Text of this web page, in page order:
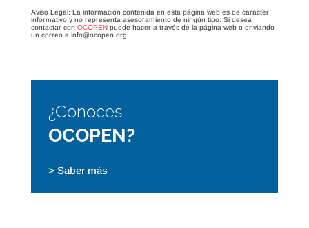
Aviso Legal: La información contenida en esta página web es de carácter
informativo y no representa asesoramiento de ningún tipo. Si desea
contactar con OCOPENpuede hacer a través de la página web o enviando
un correo a info@ocopen.org.
¿Conoces
OCOPEN?
> Saber más